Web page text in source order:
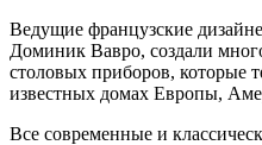
Ведущие французские
Доминик Вавро, создали
столовых приборов, которые
известных домах Европы,
Все современные и